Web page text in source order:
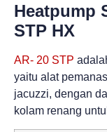
Heatpump
STP HX
AR-­ 20 STP
yaitu alat
jacuzzi, dengan
kolam renang